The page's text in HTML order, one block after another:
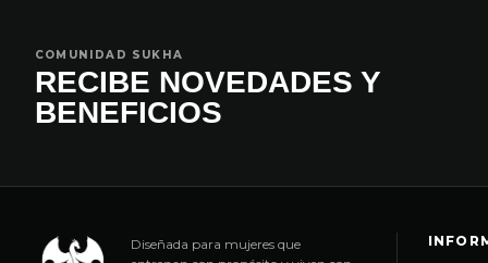
COMUNIDAD SUKHA
RECIBE NOVEDADES Y
BENEFICIOS
Diseñada para mujeres que